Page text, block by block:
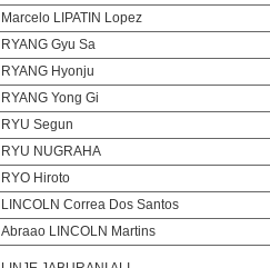
Marcelo LIPATIN Lopez
RYANG Gyu Sa
RYANG Hyonju
RYANG Yong Gi
RYU Segun
RYU NUGRAHA
RYO Hiroto
LINCOLN Correa Dos Santos
Abraao LINCOLN Martins